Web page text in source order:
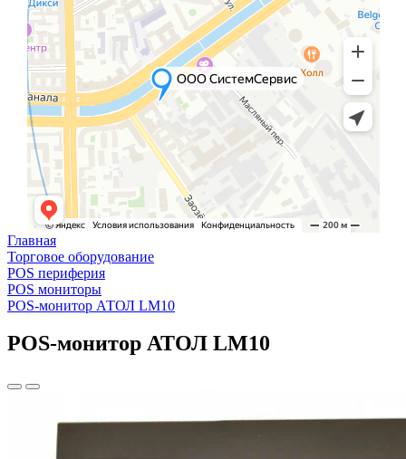
Главная
Торговое оборудование
POS периферия
POS мониторы
POS-монитор АТОЛ LM10
POS-монитор АТОЛ LM10